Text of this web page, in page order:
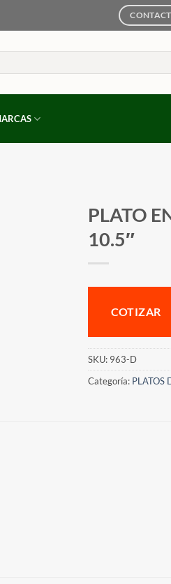
PLATO
10.5″
COTIZAR
SKU: 963-D
Categoría: PLATOS